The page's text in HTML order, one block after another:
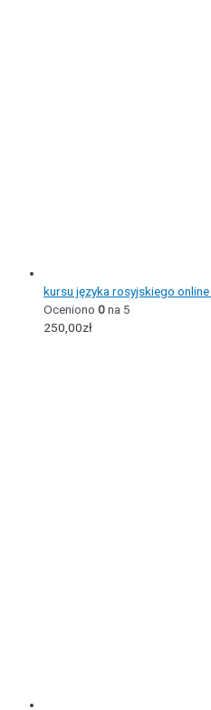
kursu języka rosyjskiego online
Oceniono 0na 5
250,00zł